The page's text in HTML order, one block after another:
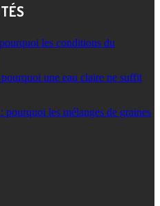
les conditions du
une eau claire ne suffit
pourquoi les mélanges de graines